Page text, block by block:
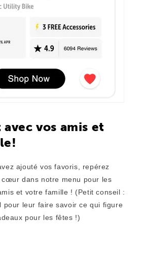
avec vos amis et
ajouté vos favoris, repérez
dans notre menu pour les
et votre famille ! (Petit conseil :
pour leur faire savoir ce qui figure
pour les fêtes !)